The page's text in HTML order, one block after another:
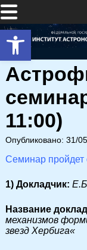
Открыть панель
11:00)
Опубликовано: 31/
Семинар
1) Докладчик:
Название
механизмов
звезд Хербига«